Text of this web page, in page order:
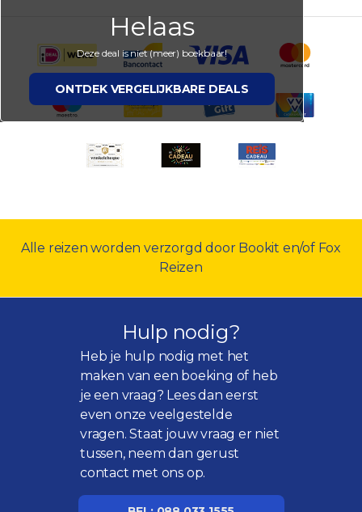
Helaas
Deze deal is niet (meer) boekbaar!
ONTDEK VERGELIJKBARE DEALS
Alle reizen worden verzorgd door Bookit en/of Fox
Reizen
Hulp nodig?
Heb je hulp nodig met het
maken van een boeking of heb
je een vraag? Lees dan eerst
even onzeveelgestelde
vragen. Staat jouw vraag er niet
tussen, neem dan gerust
contact met ons op.